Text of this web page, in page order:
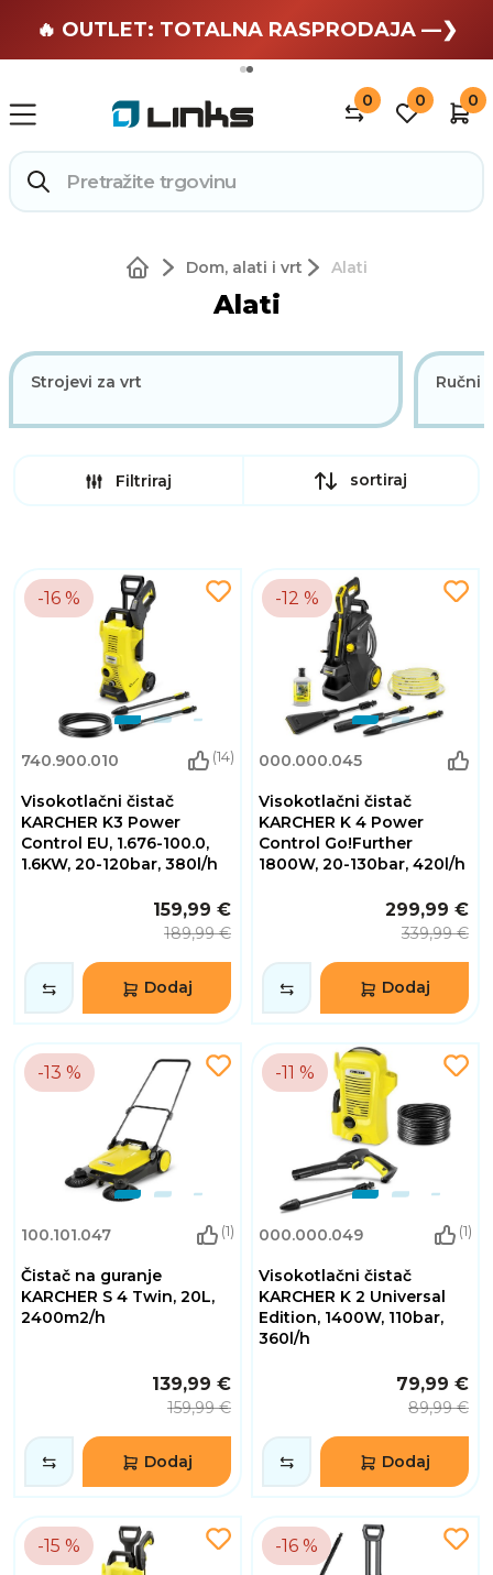
🏄 Zaslužuješ odmor —❯
🔥 OUTLET: TOTALNA RASPRODAJA —❯
0 0 0
Dom, alati i vrt Alati
Alati
Strojevi za vrt Ručni
Filtriraj sortiraj
-16 %
740.900.010 (14)
Visokotlačni čistač
KARCHER K3 Power
Control EU, 1.676-100.0,
1.6KW, 20-120bar, 380l/h
159,99 €
189,99 €
Dodaj
-12 %
000.000.045
Visokotlačni čistač
KARCHER K 4 Power
Control Go!Further
1800W, 20-130bar, 420l/h
299,99 €
339,99 €
Dodaj
-13 %
100.101.047 (1)
Čistač na guranje
KARCHER S 4 Twin, 20L,
2400m2/h
139,99 €
159,99 €
Dodaj
-11 %
000.000.049 (1)
Visokotlačni čistač
KARCHER K 2 Universal
Edition, 1400W, 110bar,
360l/h
79,99 €
89,99 €
Dodaj
-15 % -16 %